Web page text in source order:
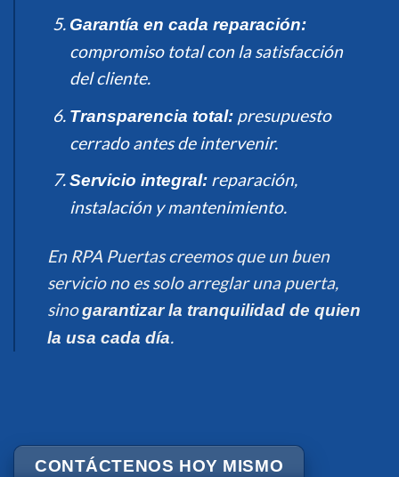
Garantía en cada reparación:
compromiso total con la satisfacción
del cliente.
Transparencia total:presupuesto
cerrado antes de intervenir.
Servicio integral:reparación,
instalación y mantenimiento.
En RPA Puertas creemos que un buen
servicio no es solo arreglar una puerta,
sinogarantizar la tranquilidad de quien
la usa cada día.
CONTÁCTENOS HOY MISMO